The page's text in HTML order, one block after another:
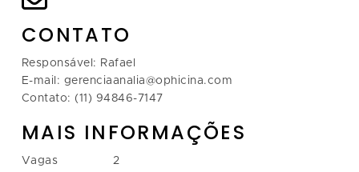
CONTATO
Responsável: Rafael
E-mail: gerenciaanalia@ophicina.com
Contato: (11) 94846-7147
MAIS INFORMAÇÕES
Vagas
2